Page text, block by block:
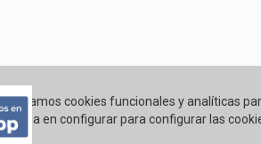
Utilizamos cookies funcionales y analíticas
Pincha en configurar para configurar las